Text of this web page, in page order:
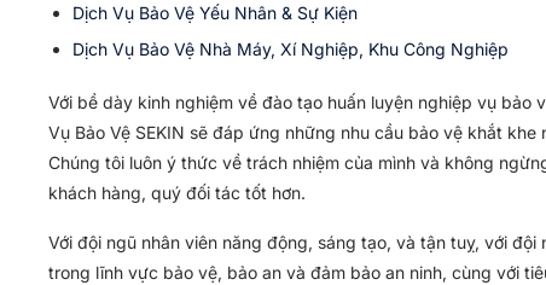
Dịch Vụ Bảo Vệ Yếu Nhân & Sự Kiện
Dịch Vụ Bảo Vệ Nhà Máy, Xí Nghiệp, Khu Công Nghiệp
Với bề dày kinh nghiệm về đào tạo huấn luyện nghiệp vụ
Vụ Bảo Vệ SEKIN sẽ đáp ứng những nhu cầu bảo vệ khắt
Chúng tôi luôn ý thức về trách nhiệm của mình và không
khách hàng, quý đối tác tốt hơn.
Với đội ngũ nhân viên năng động, sáng tạo, và tận tuỵ, với
trong lĩnh vực bảo vệ, bảo an và đảm bảo an ninh, cùng với